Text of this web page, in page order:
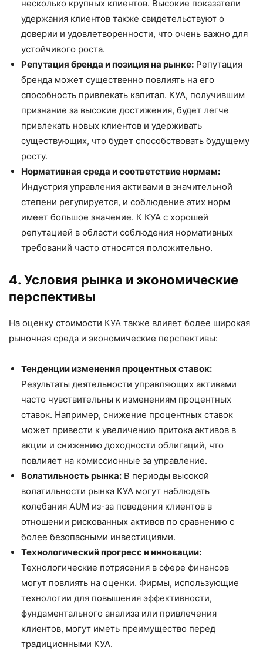
несколько крупных клиентов. Высокие показатели
удержания клиентов также свидетельствуют о
доверии и удовлетворенности, что очень важно для
устойчивого роста.
Репутация бренда и позиция на рынке: Репутация
бренда может существенно повлиять на его
способность привлекать капитал. КУА, получившим
признание за высокие достижения, будет легче
привлекать новых клиентов и удерживать
существующих, что будет способствовать будущему
росту.
Нормативная среда и соответствие нормам:
Индустрия управления активами в значительной
степени регулируется, и соблюдение этих норм
имеет большое значение. К КУА с хорошей
репутацией в области соблюдения нормативных
требований часто относятся положительно.
4. Условия рынка и экономические
перспективы
На оценку стоимости КУА также влияет более широкая
рыночная среда и экономические перспективы:
Тенденции изменения процентных ставок:
Результаты деятельности управляющих активами
часто чувствительны к изменениям процентных
ставок. Например, снижение процентных ставок
может привести к увеличению притока активов в
акции и снижению доходности облигаций, что
повлияет на комиссионные за управление.
Волатильность рынка: В периоды высокой
волатильности рынка КУА могут наблюдать
колебания AUM из-за поведения клиентов в
отношении рискованных активов по сравнению с
более безопасными инвестициями.
Технологический прогресс и инновации:
Технологические потрясения в сфере финансов
могут повлиять на оценки. Фирмы, использующие
технологии для повышения эффективности,
фундаментального анализа или привлечения
клиентов, могут иметь преимущество перед
традиционными КУА.